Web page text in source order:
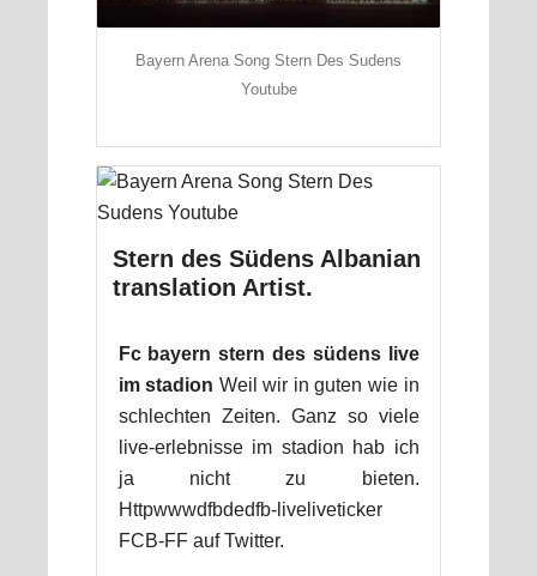
Bayern Arena Song Stern Des Sudens
Youtube
Stern des Südens Albanian
translation Artist.
Fc bayern stern des südens live
im stadion Weil wir in guten wie in
schlechten Zeiten. Ganz so viele
live-erlebnisse im stadion hab ich
ja nicht zu bieten.
Httpwwwdfbdedfb-liveliveticker
FCB-FF auf Twitter.